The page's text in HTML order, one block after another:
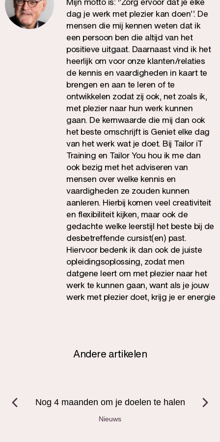
dag je werk met plezier kan doen’’. De
mensen die mij kennen weten dat ik
een persoon ben die altijd van het
positieve uitgaat. Daarnaast vind ik het
heerlijk om voor onze klanten/relaties
de kennis en vaardigheden in kaart te
brengen en aan te leren of te
ontwikkelen zodat zij ook, net zoals ik,
met plezier naar hun werk kunnen
gaan. De kernwaarde die mij dan ook
het beste omschrijft is Geniet elke dag
van het werk wat je doet. Bij Tailor iT
Training en Tailor You hou ik me dan
ook bezig met het adviseren van
mensen over welke kennis en
vaardigheden ze zouden kunnen
aanleren. Hierbij komen veel creativiteit
en flexibiliteit kijken, maar ook de
gedachte welke leerstijl het beste bij de
desbetreffende cursist(en) past.
Hiervoor bedenk ik dan ook de juiste
opleidingsoplossing, zodat men
datgene leert om met plezier naar het
werk te kunnen gaan, want als je jouw
werk met plezier doet, krijg je er energie
Andere artikelen
Nog 4 maanden om je doelen te halen
Nieuws